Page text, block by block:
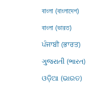
বাংলা (বাংলাদেশ)
বাংলা (ভারত)
ਪੰਜਾਬੀ (ਭਾਰਤ)
ગુજરાતી (ભારત)
ଓଡ଼ିଆ (ଭାରତ)